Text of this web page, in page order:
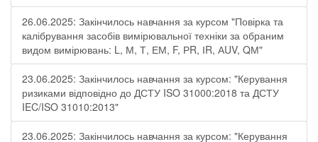
26.06.2025: Закінчилось навчання за курсом "Повірка та
калібрування засобів вимірювальної техніки за обраним
видом вимірювань: L, М, Т, ЕМ, F, РR, ІR, АUV, QМ"
23.06.2025: Закінчилось навчання за курсом: "Керування
ризиками відповідно до ДСТУ ISO 31000:2018 та ДСТУ
IEC/ISO 31010:2013"
23.06.2025: Закінчилось навчання за курсом: "Керування